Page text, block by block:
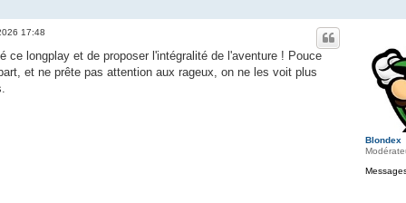
Blondex
17:48
ce longplay et de proposer l'intégralité de l'aventure ! Pouce
et ne prête pas attention aux rageux, on ne les voit plus